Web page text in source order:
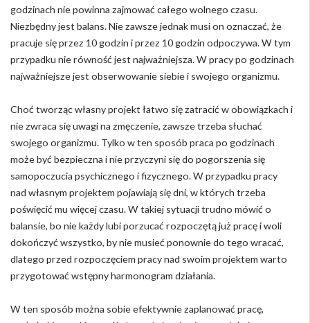
godzinach nie powinna zajmować całego wolnego czasu.
Niezbędny jest balans. Nie zawsze jednak musi on oznaczać, że
pracuje się przez 10 godzin i przez 10 godzin odpoczywa. W tym
przypadku nie równość jest najważniejsza. W pracy po godzinach
najważniejsze jest obserwowanie siebie i swojego organizmu.
Choć tworząc własny projekt łatwo się zatracić w obowiązkach i
nie zwraca się uwagi na zmęczenie, zawsze trzeba słuchać
swojego organizmu. Tylko w ten sposób praca po godzinach
może być bezpieczna i nie przyczyni się do pogorszenia się
samopoczucia psychicznego i fizycznego. W przypadku pracy
nad własnym projektem pojawiają się dni, w których trzeba
poświęcić mu więcej czasu. W takiej sytuacji trudno mówić o
balansie, bo nie każdy lubi porzucać rozpoczętą już pracę i woli
dokończyć wszystko, by nie musieć ponownie do tego wracać,
dlatego przed rozpoczęciem pracy nad swoim projektem warto
przygotować wstępny harmonogram działania.
W ten sposób można sobie efektywnie zaplanować pracę,